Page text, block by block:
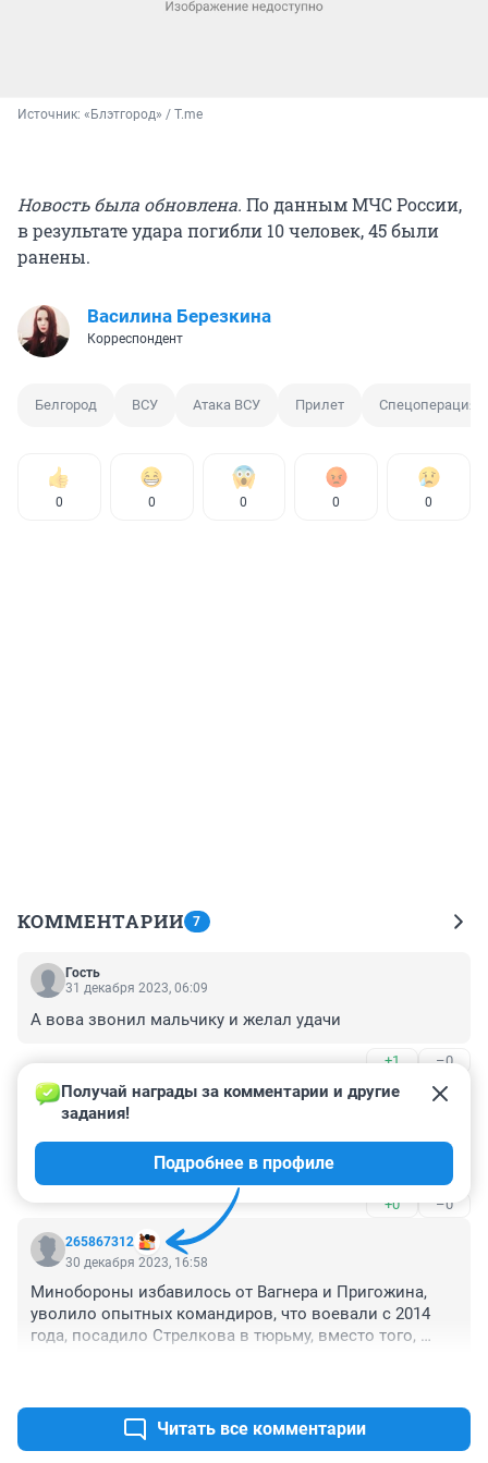
Источник: «Блэтгород» / T.me
Новость была обновлена. По данным МЧС России,
в результате удара погибли 10 человек, 45 были
ранены.
Василина Березкина
Корреспондент
Белгород ВСУ Атака ВСУ Прилет Спецоперация
0 0 0 0 0
КОММЕНТАРИИ 7
Гость
31 декабря 2023, 06:09
А вова звонил мальчику и желал удачи
+1 –0
Гость
30 декабря 2023, 23:06
Я в шоке от бездействия российской армии,скоро
кремль бомбить так будут
+0 –0
265867312
Получай награды за комментарии и другие
задания!
Подробнее в профиле
30 декабря 2023, 16:58
Минобороны избавилось от Вагнера и Пригожина,
уволило опытных командиров, что воевали с 2014
года, посадило Стрелкова в тюрьму, вместо того,
Читать все комментарии